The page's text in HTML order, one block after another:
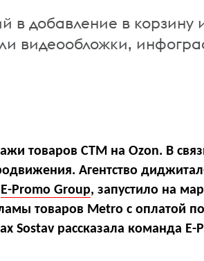
в добавление в корзину
видеообложки,
товаров СТМ на Ozon. В
Агентство
E-Promo Group, запустило на
товаров Metro c оплатой по
Sostav рассказала команда E-